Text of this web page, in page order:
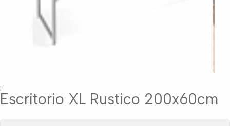
|
Escritorio XL Rustico 200x60cm